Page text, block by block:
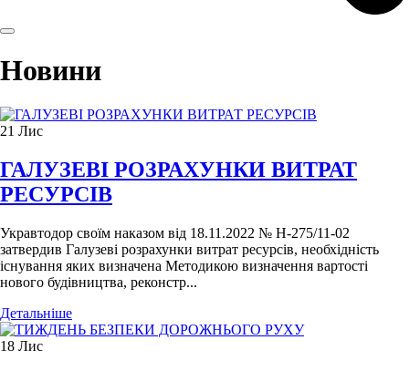
Новини
21 Лис
ГАЛУЗЕВІ РОЗРАХУНКИ ВИТРАТ
РЕСУРСІВ
Укравтодор своїм наказом від 18.11.2022 № Н-275/11-02
затвердив Галузеві розрахунки витрат ресурсів, необхідність
існування яких визначена Методикою визначення вартості
нового будівництва, реконстр...
Детальніше
18 Лис